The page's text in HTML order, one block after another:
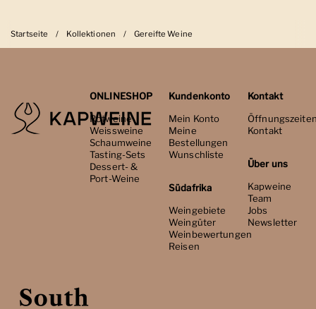
Startseite / Kollektionen / Gereifte Weine
ONLINESHOP
Rotweine
Weissweine
Schaumweine
Tasting-Sets
Dessert- &
Port-Weine
Kundenkonto
Mein Konto
Meine
Bestellungen
Wunschliste
Südafrika
Weingebiete
Weingüter
Weinbewertungen
Reisen
Kontakt
Kontakt
Über uns
Kapweine
Team
Jobs
Newsletter